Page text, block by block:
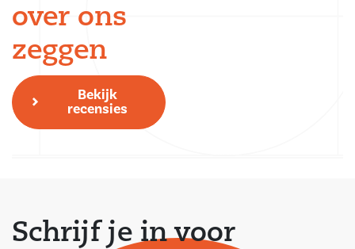
Schrijf je in voor
over ons
zeggen
Bekijk
recensies